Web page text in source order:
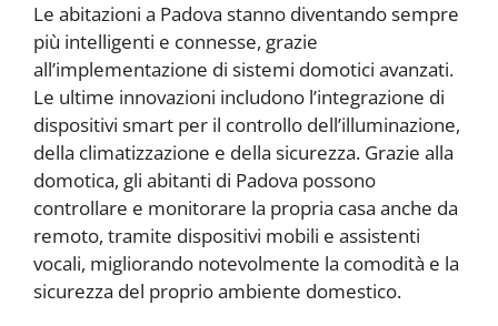
Le abitazioni a Padova stanno diventando sempre
più intelligenti e connesse, grazie
all’implementazione di sistemi domotici avanzati.
Le ultime innovazioni includono l’integrazione di
dispositivi smart per il controllo dell’illuminazione,
della climatizzazione e della sicurezza. Grazie alla
domotica, gli abitanti di Padova possono
controllare e monitorare la propria casa anche da
remoto, tramite dispositivi mobili e assistenti
vocali, migliorando notevolmente la comodità e la
sicurezza del proprio ambiente domestico.